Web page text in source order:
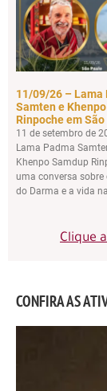
11/09/26 – Lama
Samten e
Rinpoche em
11 de setembro de
Lama Padma
Khenpo Samdup
uma conversa
do Darma e a vida
Clique
CONFIRA AS